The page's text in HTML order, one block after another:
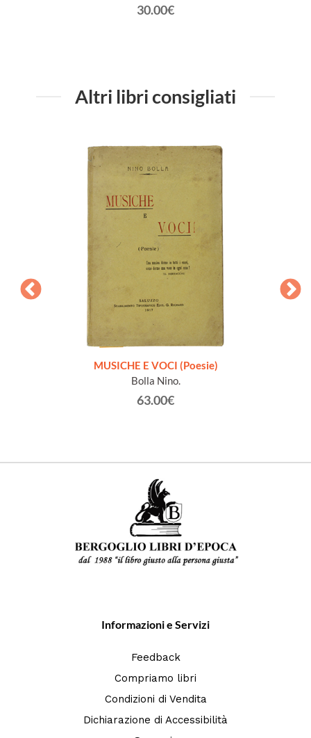
30.00€
Altri libri consigliati
MUSICHE E VOCI (Poesie)
Bolla Nino.
63.00€
Informazioni e Servizi
Feedback
Compriamo libri
Condizioni di Vendita
Dichiarazione di Accessibilità